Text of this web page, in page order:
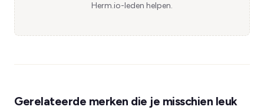
Herm.io-leden helpen.
Gerelateerde merken die je misschien leuk